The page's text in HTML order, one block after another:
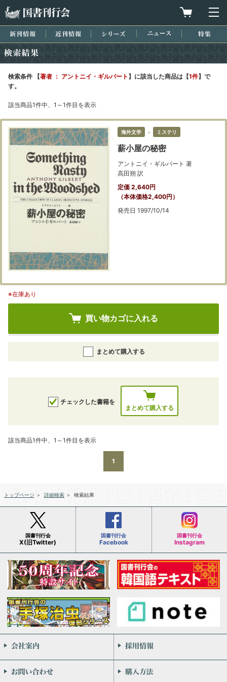
買物カゴを
新刊情報 近刊情報 シリーズ ニュース
検索条件 【著者 ： アントニイ・ギルバート 】に該当した商品は【1件】で
す。
該当商品1件中、1～1件目を表示
海外文学 ＞ ミステリ
薪小屋の秘密
アントニイ・ギルバート 著
高田朔 訳
定価 2,640円
（本体価格2,400円）
発売日 1997/10/14
※在庫あり
買い物カゴに入れる
まとめて購入する
チェックした書籍を
まとめて購入する
該当商品1件中、1～1件目を表示
1
トップページ ＞ 詳細検索 ＞ 検索結果
国書刊行会
X(旧Twitter)
国書刊行会
Facebook
国書刊行会
Instagram
会社案内
お問い合わせ